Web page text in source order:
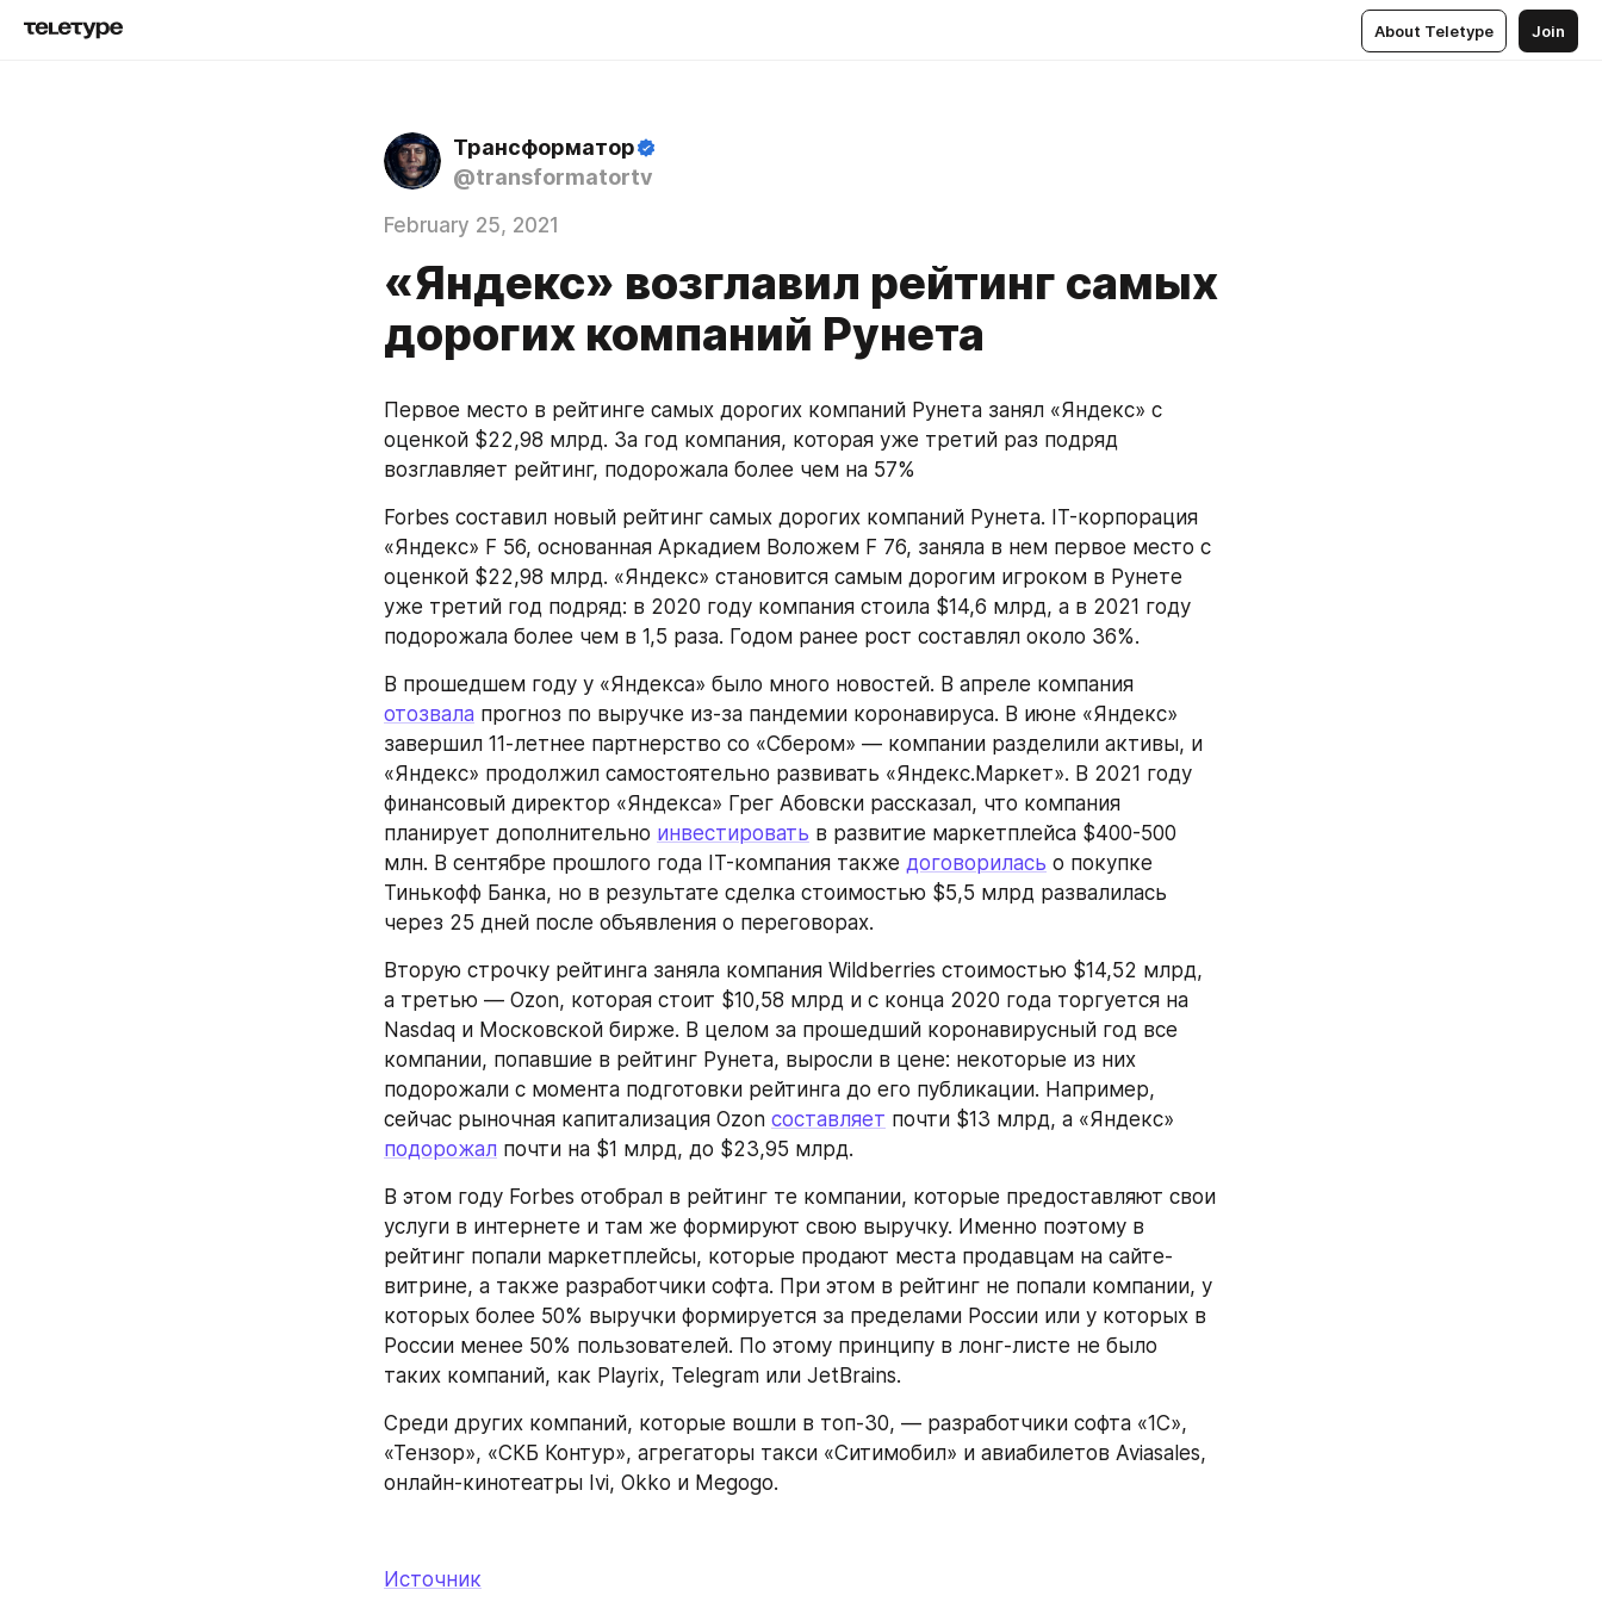
About Teletype Join
Трансформатор
@transformatortv
February 25, 2021
«Яндекс» возглавил рейтинг самых
дорогих компаний Рунета
Первое место в рейтинге самых дорогих компаний Рунета занял «Яндекс» с
оценкой $22,98 млрд. За год компания, которая уже третий раз подряд
возглавляет рейтинг, подорожала более чем на 57%
Forbes составил новый рейтинг самых дорогих компаний Рунета. IT-корпорация
«Яндекс» F 56, основанная Аркадием Воложем F 76, заняла в нем первое место с
оценкой $22,98 млрд. «Яндекс» становится самым дорогим игроком в Рунете
уже третий год подряд: в 2020 году компания стоила $14,6 млрд, а в 2021 году
подорожала более чем в 1,5 раза. Годом ранее рост составлял около 36%.
отозвала прогноз по выручке из-за пандемии коронавируса. В июне «Яндекс»
завершил 11-летнее партнерство со «Сбером» — компании разделили активы, и
«Яндекс» продолжил самостоятельно развивать «Яндекс.Маркет». В 2021 году
финансовый директор «Яндекса» Грег Абовски рассказал, что компания
планирует дополнительно инвестировать в развитие маркетплейса $400-500
млн. В сентябре прошлого года IT-компания также договорилась о покупке
Тинькофф Банка, но в результате сделка стоимостью $5,5 млрд развалилась
через 25 дней после объявления о переговорах.
Вторую строчку рейтинга заняла компания Wildberries стоимостью $14,52 млрд,
а третью — Ozon, которая стоит $10,58 млрд и с конца 2020 года торгуется на
Nasdaq и Московской бирже. В целом за прошедший коронавирусный год все
компании, попавшие в рейтинг Рунета, выросли в цене: некоторые из них
подорожали с момента подготовки рейтинга до его публикации. Например,
сейчас рыночная капитализация Ozon составляет
подорожал почти на $1 млрд, до $23,95 млрд.
В этом году Forbes отобрал в рейтинг те компании, которые предоставляют свои
услуги в интернете и там же формируют свою выручку. Именно поэтому в
рейтинг попали маркетплейсы, которые продают места продавцам на сайте-
витрине, а также разработчики софта. При этом в рейтинг не попали компании, у
которых более 50% выручки формируется за пределами России или у которых в
России менее 50% пользователей. По этому принципу в лонг-листе не было
таких компаний, как Playrix, Telegram или JetBrains.
Среди других компаний, которые вошли в топ-30, — разработчики софта «1С»,
«Тензор», «СКБ Контур», агрегаторы такси «Ситимобил» и авиабилетов Aviasales,
онлайн-кинотеатры Ivi, Okko и Megogo.
Источник